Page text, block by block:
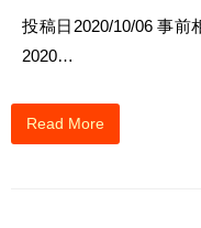
投稿日2020/10/06 事前
2020…
Read More